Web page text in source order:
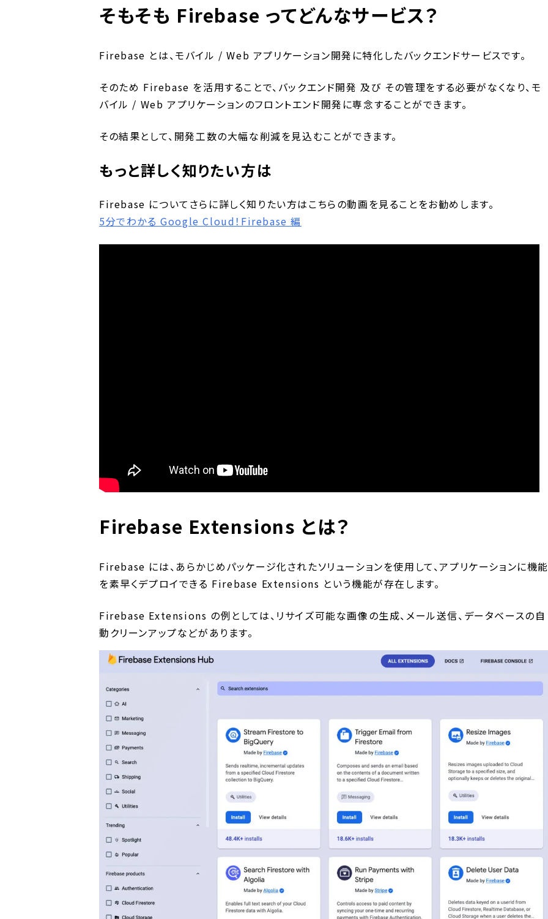
そもそも Firebase ってどんなサービス？
Firebase とは、モバイル / Web アプリケーション開発に特化したバックエンドサービスです。
そのため Firebase を活用することで、バックエンド開発 及び その管理をする必要がなくなり、モ
バイル / Web アプリケーションのフロントエンド開発に専念することができます。
その結果として、開発工数の大幅な削減を見込むことができます。
もっと詳しく知りたい方は
Firebase についてさらに詳しく知りたい方はこちらの動画を見ることをお勧めします。
5分でわかる Google Cloud！Firebase 編
Firebase Extensions とは？
Firebase には、あらかじめパッケージ化されたソリューションを使用して、アプリケーションに機能
を素早くデプロイできる Firebase Extensions という機能が存在します。
Firebase Extensions の例としては、リサイズ可能な画像の生成、メール送信、データベースの自
動クリーンアップなどがあります。